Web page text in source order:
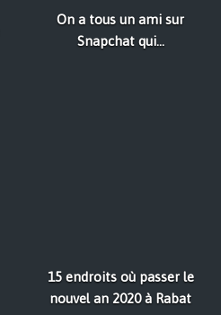
On a tous un ami sur
Snapchat qui...
15 endroits où passer le
nouvel an 2020 à Rabat